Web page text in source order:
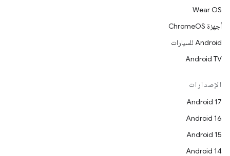
Wear OS
أجهزة ChromeOS
Android للسيارات
Android TV
الإصدارات
Android 17
Android 16
Android 15
Android 14